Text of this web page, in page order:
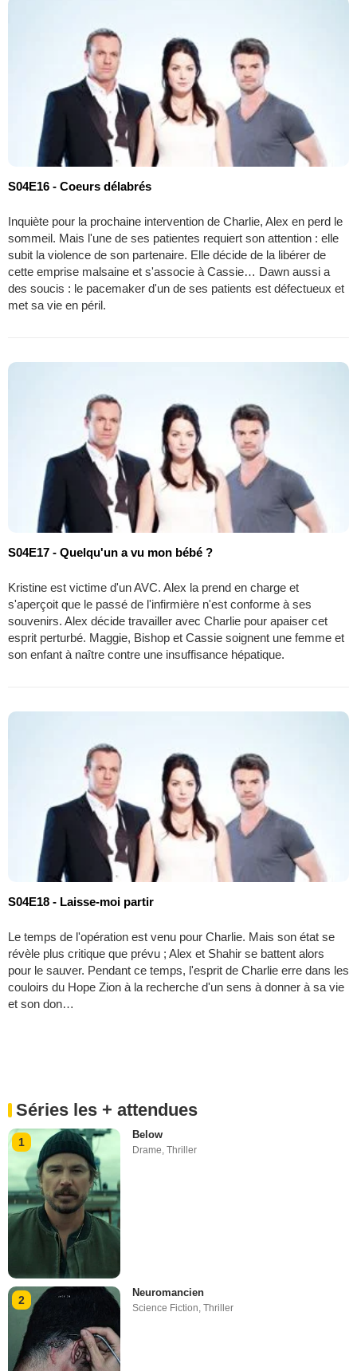
S04E16 - Coeurs délabrés
Inquiète pour la prochaine intervention de Charlie, Alex en perd le
sommeil. Mais l'une de ses patientes requiert son attention : elle
subit la violence de son partenaire. Elle décide de la libérer de
cette emprise malsaine et s'associe à Cassie… Dawn aussi a
des soucis : le pacemaker d'un de ses patients est défectueux et
met sa vie en péril.
S04E17 - Quelqu'un a vu mon bébé ?
Kristine est victime d'un AVC. Alex la prend en charge et
s'aperçoit que le passé de l'infirmière n'est conforme à ses
souvenirs. Alex décide travailler avec Charlie pour apaiser cet
esprit perturbé. Maggie, Bishop et Cassie soignent une femme et
son enfant à naître contre une insuffisance hépatique.
S04E18 - Laisse-moi partir
Le temps de l'opération est venu pour Charlie. Mais son état se
révèle plus critique que prévu ; Alex et Shahir se battent alors
pour le sauver. Pendant ce temps, l'esprit de Charlie erre dans les
couloirs du Hope Zion à la recherche d'un sens à donner à sa vie
et son don…
Séries les + attendues
1
Below
Drame ,Thriller
2
Neuromancien
Science Fiction,Thriller